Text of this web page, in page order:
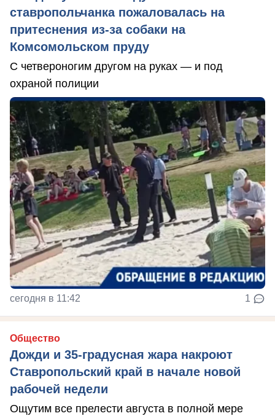
ставропольчанка пожаловалась на
притеснения из-за собаки на
Комсомольском пруду
С четвероногим другом на руках — и под
охраной полиции
сегодня в 11:42 1
Общество
Дожди и 35-градусная жара накроют
Ставропольский край в начале новой
рабочей недели
Ощутим все прелести августа в полной мере